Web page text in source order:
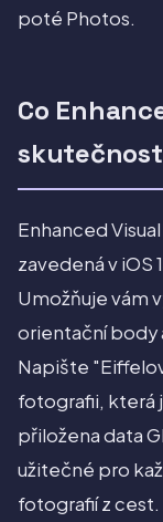
poté Photos.
Co
Enhanced
zavedená v iOS
Umožňuje vám
orientační body
Napište
fotografii, která
přiložena data
užitečné pro
fotografií z cest.